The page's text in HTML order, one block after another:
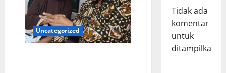
Uncategorized
Tidak ada
komentar
untuk
ditampilkan.